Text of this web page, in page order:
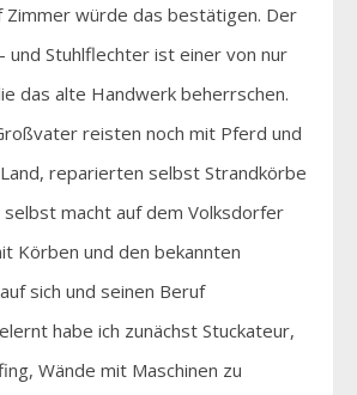
Zimmer würde das bestätigen. Der
und Stuhlflechter ist einer von nur
das alte Handwerk beherrschen.
reisten noch mit Pferd und
reparierten selbst Strandkörbe
selbst macht auf dem Volksdorfer
Körben und den bekannten
sich und seinen Beruf
habe ich zunächst Stuckateur,
Wände mit Maschinen zu